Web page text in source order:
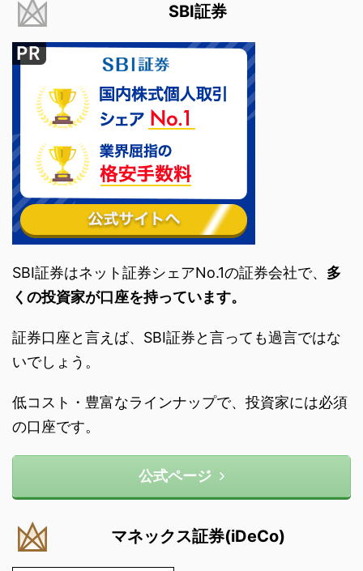
SBI証券
SBI証券はネット証券シェアNo.1の証券会社で、 多
くの投資家が口座を持っています。
証券口座と言えば、SBI証券と言っても過言ではな
いでしょう。
低コスト・豊富なラインナップで、投資家には必須
の口座です。
公式ページ
マネックス証券(iDeCo)